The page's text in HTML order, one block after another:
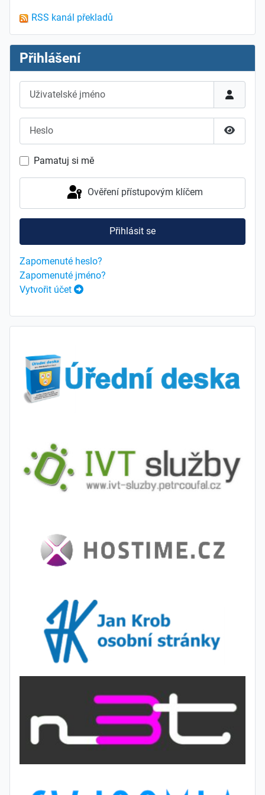
RSS kanál překladů
Přihlášení
Pamatuj si mě
Ověření přístupovým klíčem
Přihlásit se
Zapomenuté heslo?
Zapomenuté jméno?
Vytvořit účet